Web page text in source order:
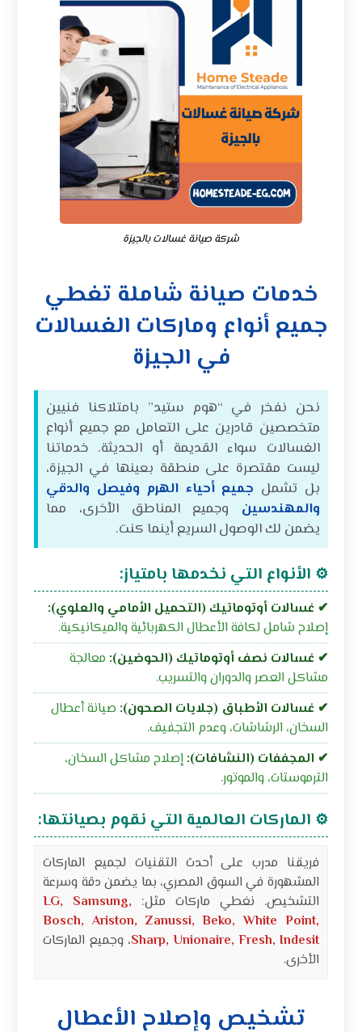
شركة صيانة غسالات بالجيزة
خدمات صيانة شاملة تغطي
جميع أنواع وماركات الغسالات
في الجيزة
نحن نفخر في “هوم ستيد” بامتلاكنا فنيين
متخصصين قادرين على التعامل مع جميع أنواع
الغسالات سواء القديمة أو الحديثة. خدماتنا
ليست مقتصرة على منطقة بعينها في الجيزة،
بل تشمل جميع أحياء الهرم وفيصل والدقي
والمهندسين وجميع المناطق الأخرى، مما
يضمن لك الوصول السريع أينما كنت.
⚙ الأنواع التي نخدمها بامتياز:
✔ غسالات أوتوماتيك (التحميل الأمامي والعلوي):
إصلاح شامل لكافة الأعطال الكهربائية والميكانيكية.
✔ غسالات نصف أوتوماتيك (الحوضين): معالجة
مشاكل العصر والدوران والتسريب.
✔ غسالات الأطباق (جلايات الصحون): صيانة أعطال
السخان، الرشاشات، وعدم التجفيف.
✔ المجففات (النشافات):إصلاح مشاكل السخان،
الترموستات، والموتور.
⚙ الماركات العالمية التي نقوم بصيانتها:
فريقنا مدرب على أحدث التقنيات لجميع الماركات
المشهورة في السوق المصري، بما يضمن دقة وسرعة
التشخيص. نغطي ماركات مثل: LG, Samsung,
Bosch, Ariston, Zanussi, Beko, White Point,
Sharp, Unionaire, Fresh, Indesit، وجميع الماركات
الأخرى.
تشخيص وإصلاح الأعطال